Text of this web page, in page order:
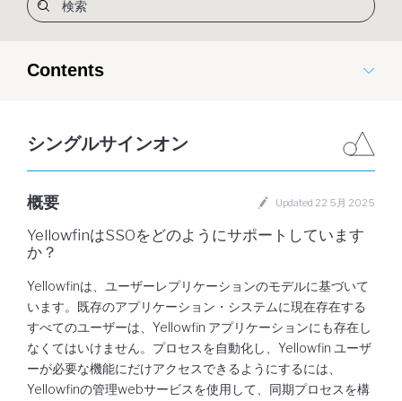
Contents
シングルサインオン
概要 Updated 22 5月 2025
YellowfinはSSOをどのようにサポートしています
か？
Yellowfinは、ユーザーレプリケーションのモデルに基づいて
います。既存のアプリケーション・システムに現在存在する
すべてのユーザーは、Yellowfin アプリケーションにも存在し
なくてはいけません。プロセスを自動化し、Yellowfin ユーザ
ーが必要な機能にだけアクセスできるようにするには、
Yellowfinの管理webサービスを使用して、同期プロセスを構